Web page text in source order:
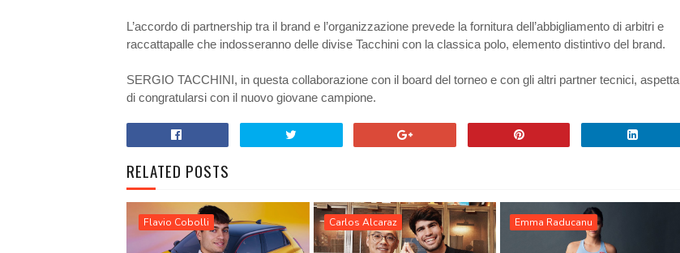
L’accordo di partnership tra il brand e l’organizzazione prevede la fornitura dell’abbigliamento di arbitri e
raccattapalle che indosseranno delle divise Tacchini con la classica polo, elemento distintivo del brand.
SERGIO TACCHINI, in questa collaborazione con il board del torneo e con gli altri partner tecnici, aspetta
di congratularsi con il nuovo giovane campione.
RELATED POSTS
Flavio Cobolli Carlos Alcaraz Emma Raducanu